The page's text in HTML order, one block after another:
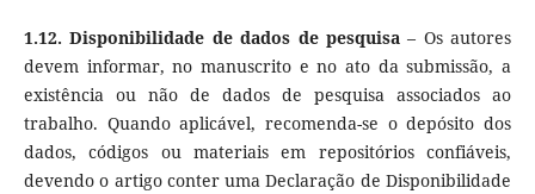
1.12. Disponibilidade de dados de pesquisa– Os autores
devem informar, no manuscrito e no ato da submissão, a
existência ou não de dados de pesquisa associados ao
trabalho. Quando aplicável, recomenda-se o depósito dos
dados, códigos ou materiais em repositórios confiáveis,
devendo o artigo conter uma Declaração de Disponibilidade